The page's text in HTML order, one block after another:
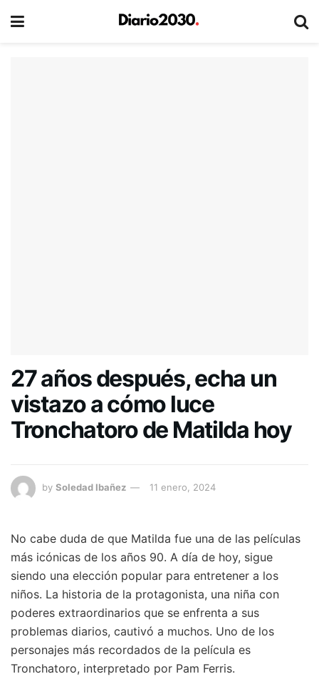
27 años después, echa un
vistazo a cómo luce
Tronchatoro de Matilda hoy
by Soledad Ibañez 11 enero, 2024
No cabe duda de que Matilda fue una de las películas
más icónicas de los años 90. A día de hoy, sigue
siendo una elección popular para entretener a los
niños. La historia de la protagonista, una niña con
poderes extraordinarios que se enfrenta a sus
problemas diarios, cautivó a muchos. Uno de los
personajes más recordados de la película es
Tronchatoro, interpretado por Pam Ferris.